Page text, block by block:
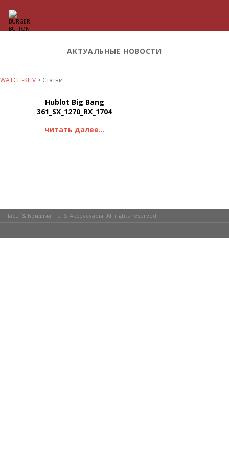
АКТУАЛЬНЫЕ НОВОСТИ
WATCH-KIEV > Статьи
Hublot Big Bang
361_SX_1270_RX_1704
читать далее...
Часы & Бриллианты & Аксессуары. All rights reserved.